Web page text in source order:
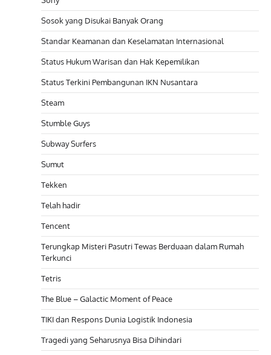
Sosok yang Disukai Banyak Orang
Standar Keamanan dan Keselamatan Internasional
Status Hukum Warisan dan Hak Kepemilikan
Status Terkini Pembangunan IKN Nusantara
Steam
Stumble Guys
Subway Surfers
Sumut
Tekken
Telah hadir
Tencent
Terungkap Misteri Pasutri Tewas Berduaan dalam Rumah
Terkunci
Tetris
The Blue – Galactic Moment of Peace
TIKI dan Respons Dunia Logistik Indonesia
Tragedi yang Seharusnya Bisa Dihindari